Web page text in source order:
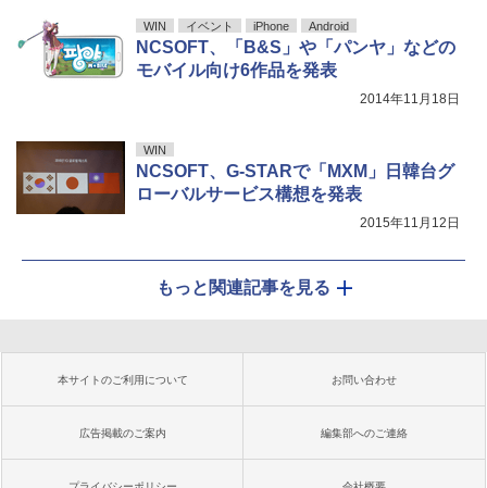
WIN イベント iPhone Android
NCSOFT、「B&S」や「パンヤ」などの
モバイル向け6作品を発表
2014年11月18日
WIN
NCSOFT、G-STARで「MXM」日韓台グ
ローバルサービス構想を発表
2015年11月12日
もっと関連記事を見る
本サイトのご利用について お問い合わせ
広告掲載のご案内 編集部へのご連絡